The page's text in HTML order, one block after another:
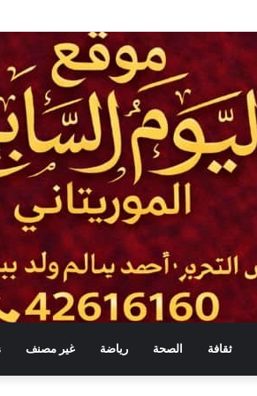
ثقافة الصحة رياضة غير مصنف